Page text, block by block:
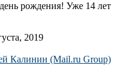
рождения! Уже 14 лет
2019
Калинин (Mail.ru Group)